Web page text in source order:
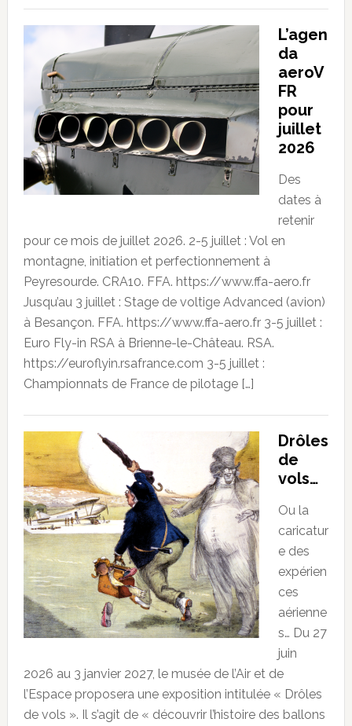
L’agen
da
aeroV
FR
pour
juillet
2026
Des
dates à
retenir
pour ce mois de juillet 2026. 2-5 juillet : Vol en
montagne, initiation et perfectionnement à
Peyresourde. CRA10. FFA. https://www.ffa-aero.fr
Jusqu’au 3 juillet : Stage de voltige Advanced (avion)
à Besançon. FFA. https://www.ffa-aero.fr 3-5 juillet :
Euro Fly-in RSA à Brienne-le-Château. RSA.
https://euroflyin.rsafrance.com 3-5 juillet :
Championnats de France de pilotage […]
Drôles
de
vols…
Ou la
caricatur
e des
expérien
ces
aérienne
s… Du 27
juin
2026 au 3 janvier 2027, le musée de l’Air et de
l’Espace proposera une exposition intitulée « Drôles
de vols ». Il s’agit de « découvrir l’histoire des ballons